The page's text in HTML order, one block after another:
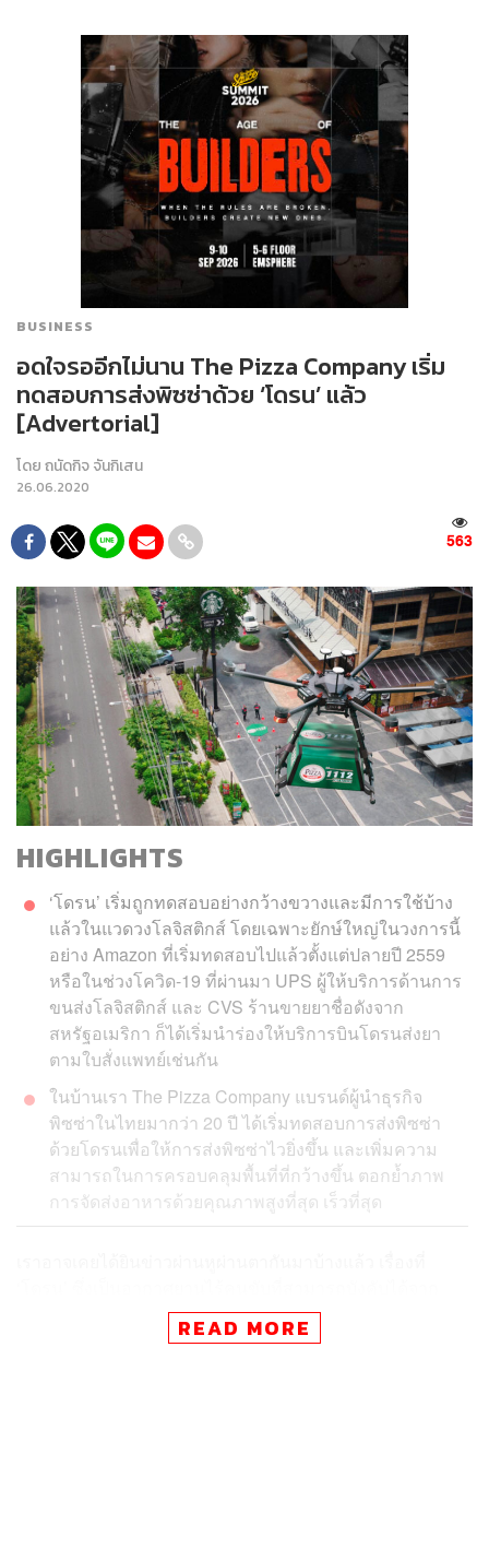
BUSINESS
อดใจรออีกไม่นาน The Pizza Company เริ่ม
ทดสอบการส่งพิซซ่าด้วย ‘โดรน’ แล้ว
[Advertorial]
โดยถนัดกิจ จันกิเสน
26.06.2020
563
HIGHLIGHTS
‘โดรน’ เริ่มถูกทดสอบอย่างกว้างขวางและมีการใช้บ้าง
แล้วในแวดวงโลจิสติกส์ โดยเฉพาะยักษ์ใหญ่ในวงการนี้
อย่าง Amazon ที่เริ่มทดสอบไปแล้วตั้งแต่ปลายปี 2559
หรือในช่วงโควิด-19 ที่ผ่านมา UPS ผู้ให้บริการด้านการ
ขนส่งโลจิสติกส์ และ CVS ร้านขายยาชื่อดังจาก
สหรัฐอเมริกา ก็ได้เริ่มนำร่องให้บริการบินโดรนส่งยา
ตามใบสั่งแพทย์เช่นกัน
ในบ้านเรา The Pizza Company แบรนด์ผู้นำธุรกิจ
พิซซ่าในไทยมากว่า 20 ปี ได้เริ่มทดสอบการส่งพิซซ่า
ด้วยโดรนเพื่อให้การส่งพิซซ่าไวยิ่งขึ้น และเพิ่มความ
สามารถในการครอบคลุมพื้นที่ที่กว้างขึ้น ตอกย้ำภาพ
การจัดส่งอาหารด้วยคุณภาพสูงที่สุด เร็วที่สุด
ระยะไกลเริ่มถูกทดสอบอย่างกว้างขวาง และมีการใช้บ้าง
แล้วโดยเฉพาะกับแวดวงโลจิสติกส์ ซึ่งเป็นอุตสาหกรรมแรกๆ
READ MORE